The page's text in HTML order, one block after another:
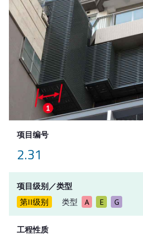
项目编号
2.31
项目级别／类型
第II级别
类型 A E G
工程性质